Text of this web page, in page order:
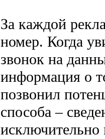
За каждой
номер. Когда
звонок на
информация о
позвонил
способа –
исключительно